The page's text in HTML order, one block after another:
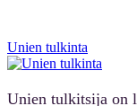
Unien tulkinta
Unien tulkitsija on